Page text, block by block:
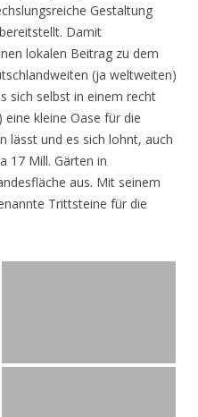
Gestaltung
Damit
lokalen Beitrag zu dem
(ja weltweiten)
sich selbst in einem recht
eine kleine Oase für die
lässt und es sich lohnt, auch
17 Mill. Gärten in
aus. Mit seinem
Trittsteine für die